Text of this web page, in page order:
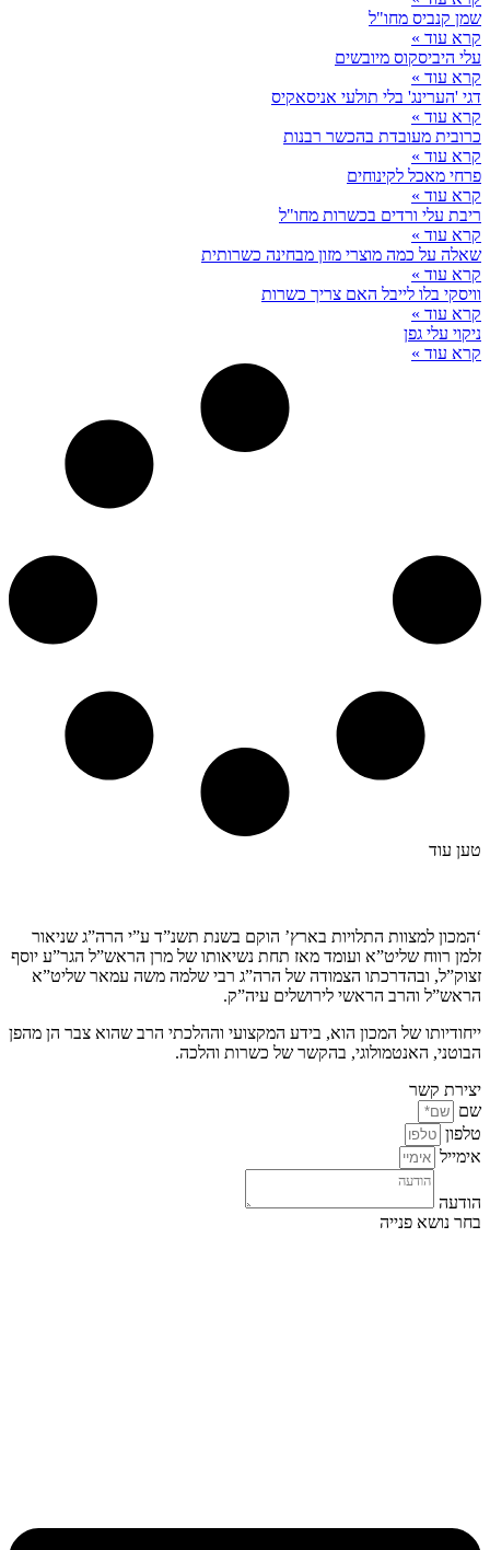
שמן קנביס מחו"ל
קרא עוד »
עלי היביסקוס מיובשים
קרא עוד »
דגי 'הערינג' בלי תולעי אניסאקיס
קרא עוד »
כרובית מעובדת בהכשר רבנות
קרא עוד »
פרחי מאכל לקינוחים
קרא עוד »
ריבת עלי ורדים בכשרות מחו"ל
קרא עוד »
שאלה על כמה מוצרי מזון מבחינה כשרותית
קרא עוד »
וויסקי בלו לייבל האם צריך כשרות
קרא עוד »
ניקוי עלי גפן
קרא עוד »
טען עוד
‘המכון למצוות התלויות בארץ’ הוקם בשנת תשנ”ד ע”י הרה”ג שניאור
זלמן רווח שליט”א ועומד מאז תחת נשיאותו של מרן הראש”ל הגר”ע יוסף
זצוק”ל, ובהדרכתו הצמודה של הרה”ג רבי שלמה משה עמאר שליט”א
הראש”ל והרב הראשי לירושלים עיה”ק.
ייחודיותו של המכון הוא, בידע המקצועי וההלכתי הרב שהוא צבר הן מהפן
הבוטני, האנטמולוגי, בהקשר של כשרות והלכה.
יצירת קשר
שם
טלפון
אימייל
הודעה
בחר נושא פנייה